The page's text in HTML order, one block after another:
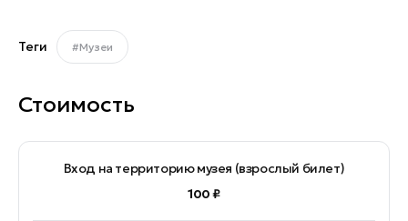
Теги #Музеи
Стоимость
Вход на территорию музея (взрослый билет)
100 ₽